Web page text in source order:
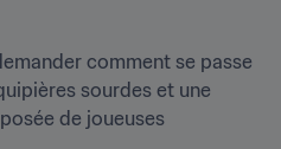
comment se passe
sourdes et une
de joueuses